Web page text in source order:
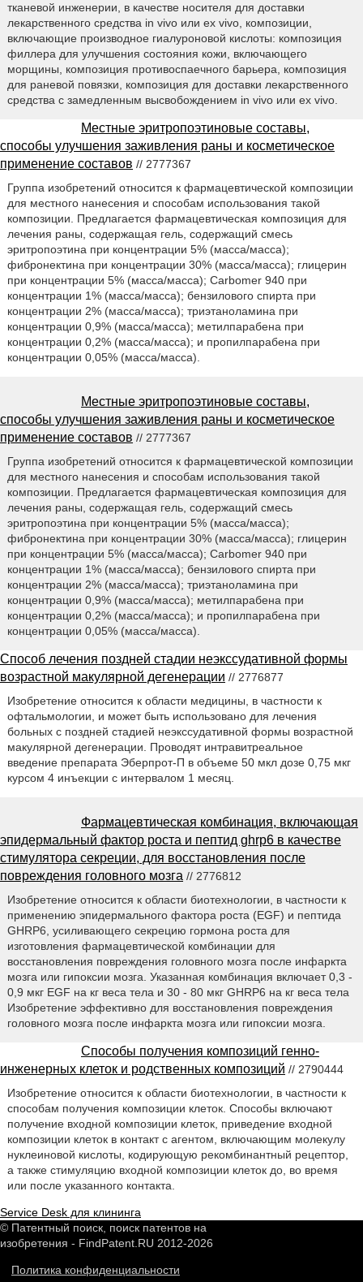
тканевой инженерии, в качестве носителя для доставки
лекарственного средства in vivo или ex vivo, композиции,
включающие производное гиалуроновой кислоты: композиция
филлера для улучшения состояния кожи, включающего
морщины, композиция противоспаечного барьера, композиция
для раневой повязки, композиция для доставки лекарственного
средства с замедленным высвобождением in vivo или ex vivo.
Местные эритропоэтиновые составы,
способы улучшения заживления раны и косметическое
применение составов // 2777367
Группа изобретений относится к фармацевтической композиции
для местного нанесения и способам использования такой
композиции. Предлагается фармацевтическая композиция для
лечения раны, содержащая гель, содержащий смесь
эритропоэтина при концентрации 5% (масса/масса);
фибронектина при концентрации 30% (масса/масса); глицерин
при концентрации 5% (масса/масса); Carbomer 940 при
концентрации 1% (масса/масса); бензилового спирта при
концентрации 2% (масса/масса); триэтаноламина при
концентрации 0,9% (масса/масса); метилпарабена при
концентрации 0,2% (масса/масса); и пропилпарабена при
концентрации 0,05% (масса/масса).
Местные эритропоэтиновые составы,
способы улучшения заживления раны и косметическое
применение составов // 2777367
Группа изобретений относится к фармацевтической композиции
для местного нанесения и способам использования такой
композиции. Предлагается фармацевтическая композиция для
лечения раны, содержащая гель, содержащий смесь
эритропоэтина при концентрации 5% (масса/масса);
фибронектина при концентрации 30% (масса/масса); глицерин
при концентрации 5% (масса/масса); Carbomer 940 при
концентрации 1% (масса/масса); бензилового спирта при
концентрации 2% (масса/масса); триэтаноламина при
концентрации 0,9% (масса/масса); метилпарабена при
концентрации 0,2% (масса/масса); и пропилпарабена при
концентрации 0,05% (масса/масса).
Способ лечения поздней стадии неэкссудативной формы
возрастной макулярной дегенерации // 2776877
Изобретение относится к области медицины, в частности к
офтальмологии, и может быть использовано для лечения
больных с поздней стадией неэкссудативной формы возрастной
макулярной дегенерации. Проводят интравитреальное
введение препарата Эберпрот-П в объеме 50 мкл дозе 0,75 мкг
курсом 4 инъекции с интервалом 1 месяц.
Фармацевтическая комбинация, включающая
эпидермальный фактор роста и пептид ghrp6 в качестве
стимулятора секреции, для восстановления после
повреждения головного мозга // 2776812
Изобретение относится к области биотехнологии, в частности к
применению эпидермального фактора роста (EGF) и пептида
GHRP6, усиливающего секрецию гормона роста для
изготовления фармацевтической комбинации для
восстановления повреждения головного мозга после инфаркта
мозга или гипоксии мозга. Указанная комбинация включает 0,3 -
0,9 мкг EGF на кг веса тела и 30 - 80 мкг GHRP6 на кг веса тела
Изобретение эффективно для восстановления повреждения
головного мозга после инфаркта мозга или гипоксии мозга.
Способы получения композиций генно-
инженерных клеток и родственных композиций // 2790444
Изобретение относится к области биотехнологии, в частности к
способам получения композиции клеток. Способы включают
получение входной композиции клеток, приведение входной
композиции клеток в контакт с агентом, включающим молекулу
нуклеиновой кислоты, кодирующую рекомбинантный рецептор,
а также стимуляцию входной композиции клеток до, во время
или после указанного контакта.
Service Desk для клининга
© Патентный поиск, поиск патентов на
изобретения - FindPatent.RU 2012-2026
Политика конфиденциальности